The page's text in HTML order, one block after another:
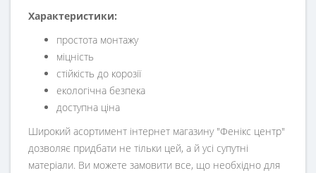
Характеристики:
простота монтажу
міцність
стійкість до корозії
екологічна безпека
доступна ціна
Широкий асортимент інтернет магазину "Фенікс центр"
дозволяє придбати не тільки цей, а й усі супутні
матеріали. Ви можете замовити все, що необхідно для